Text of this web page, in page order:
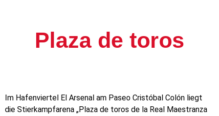
Plaza de toros
Im Hafenviertel El Arsenal am Paseo Cristóbal Colón liegt
die Stierkampfarena „Plaza de toros de la Real Maestranza